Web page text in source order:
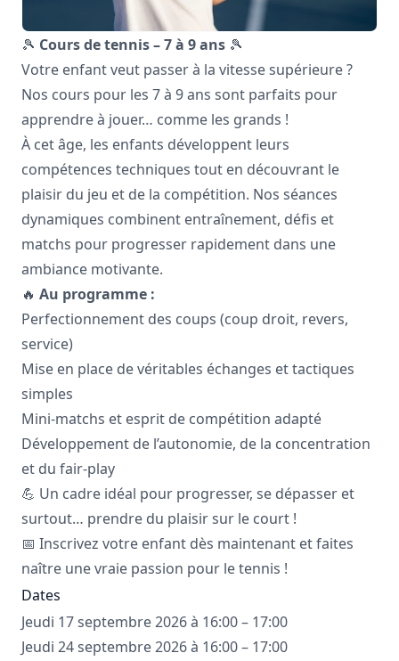
🎾 Cours de tennis – 7 à 9 ans 🎾
Votre enfant veut passer à la vitesse supérieure ?
Nos cours pour les 7 à 9 ans sont parfaits pour
apprendre à jouer… comme les grands !
À cet âge, les enfants développent leurs
compétences techniques tout en découvrant le
plaisir du jeu et de la compétition. Nos séances
dynamiques combinent entraînement, défis et
matchs pour progresser rapidement dans une
ambiance motivante.
🔥 Au programme :
Perfectionnement des coups (coup droit, revers,
service)
Mise en place de véritables échanges et tactiques
simples
Mini-matchs et esprit de compétition adapté
Développement de l’autonomie, de la concentration
et du fair-play
💪 Un cadre idéal pour progresser, se dépasser et
surtout… prendre du plaisir sur le court !
📅 Inscrivez votre enfant dès maintenant et faites
naître une vraie passion pour le tennis !
Dates
Jeudi 17 septembre 2026 à 16:00 – 17:00
Jeudi 24 septembre 2026 à 16:00 – 17:00